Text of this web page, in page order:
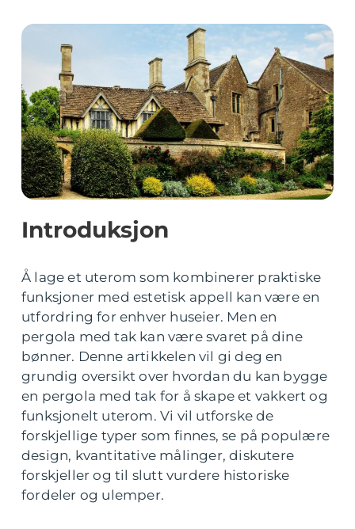
Introduksjon
Å lage et uterom som kombinerer praktiske
funksjoner med estetisk appell kan være en
utfordring for enhver huseier. Men en
pergola med tak kan være svaret på dine
bønner. Denne artikkelen vil gi deg en
grundig oversikt over hvordan du kan bygge
en pergola med tak for å skape et vakkert og
funksjonelt uterom. Vi vil utforske de
forskjellige typer som finnes, se på populære
design, kvantitative målinger, diskutere
forskjeller og til slutt vurdere historiske
fordeler og ulemper.